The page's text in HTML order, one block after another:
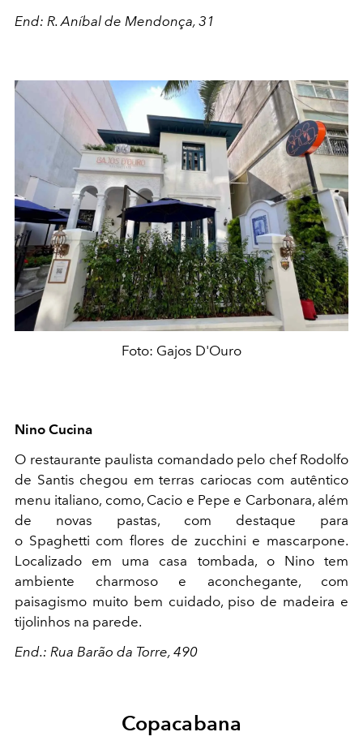
End: R. Aníbal de Mendonça, 31
Foto: Gajos D'Ouro
Nino Cucina
O restaurante paulista comandado pelo chef Rodolfo
de Santis chegou em terras cariocas com autêntico
menu italiano, como, Cacio e Pepe e Carbonara, além
de novas pastas, com destaque para
o Spaghetti com flores de zucchini e mascarpone.
Localizado em uma casa tombada, o Nino tem
ambiente charmoso e aconchegante, com
paisagismo muito bem cuidado, piso de madeira e
tijolinhos na parede.
End.: Rua Barão da Torre, 490
Copacabana